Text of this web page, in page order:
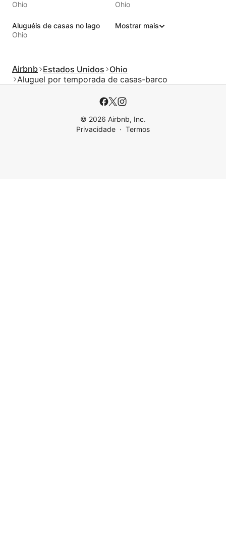
Ohio
Ohio
Aluguéis de casas no lago
Ohio
Mostrar mais
Airbnb Estados Unidos Ohio
Aluguel por temporada de casas-barco
© 2026 Airbnb, Inc.
Privacidade
Termos